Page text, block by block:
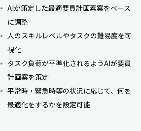
AIが策定した最適要員計画素案をベース
に調整
人のスキルレベルやタスクの難易度を可
視化
タスク負荷が平準化されるようAIが要員
計画案を策定
平常時・緊急時等の状況に応じて、何を
最適化をするかを設定可能